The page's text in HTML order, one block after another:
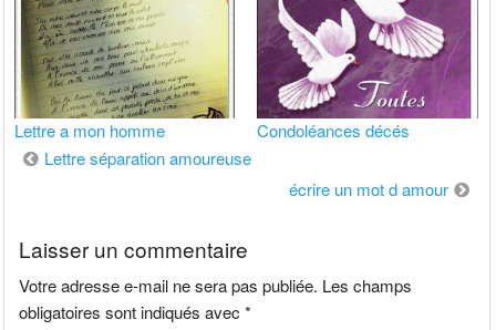
Lettre a mon homme Condoléances décés
Navigation
Lettre séparation amoureuse
écrire un mot d amour
Laisser un commentaire
Votre adresse e-mail ne sera pas publiée. Les champs
obligatoires sont indiqués avec*